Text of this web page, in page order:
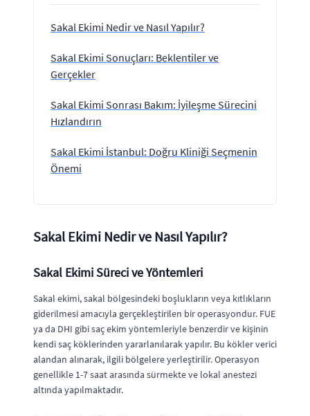
Sakal Ekimi Nedir ve Nasıl Yapılır?
Sakal Ekimi Sonuçları: Beklentiler ve
Gerçekler
Sakal Ekimi Sonrası Bakım: İyileşme Sürecini
Hızlandırın
Sakal Ekimi İstanbul: Doğru Kliniği Seçmenin
Önemi
Sakal Ekimi Nedir ve Nasıl Yapılır?
Sakal Ekimi Süreci ve Yöntemleri
Sakal ekimi, sakal bölgesindeki boşlukların veya kıtlıkların
giderilmesi amacıyla gerçekleştirilen bir operasyondur. FUE
ya da DHI gibi saç ekim yöntemleriyle benzerdir ve kişinin
kendi saç köklerinden yararlanılarak yapılır. Bu kökler verici
alandan alınarak, ilgili bölgelere yerleştirilir. Operasyon
genellikle 1-7 saat arasında sürmekte ve lokal anestezi
altında yapılmaktadır.